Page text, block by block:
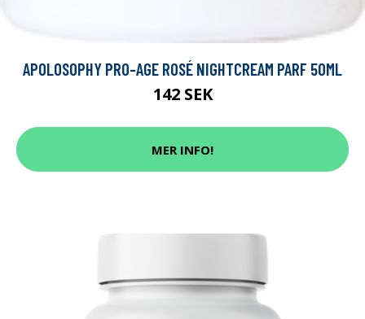
APOLOSOPHY PRO-AGE ROSÉ NIGHTCREAM PARF 50ML
142 SEK
MER INFO!